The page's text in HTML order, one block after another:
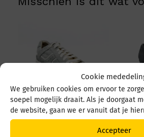
Cookie
We gebruiken cookies om ervoor te
soepel mogelijk draait. Als je doorgaat
de website, gaan we er vanuit dat je
Accepteer
Durea 6299 684 6299
684 1526 L. Ocean/wit
4549